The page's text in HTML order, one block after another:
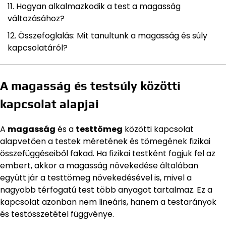
Hogyan alkalmazkodik a test a magasság
változásához?
Összefoglalás: Mit tanultunk a magasság és súly
kapcsolatáról?
A magasság és testsúly közötti
kapcsolat alapjai
A magasság és a testtömeg közötti kapcsolat
alapvetően a testek méretének és tömegének fizikai
összefüggéseiből fakad. Ha fizikai testként fogjuk fel az
embert, akkor a magasság növekedése általában
együtt jár a testtömeg növekedésével is, mivel a
nagyobb térfogatú test több anyagot tartalmaz. Ez a
kapcsolat azonban nem lineáris, hanem a testarányok
és testösszetétel függvénye.